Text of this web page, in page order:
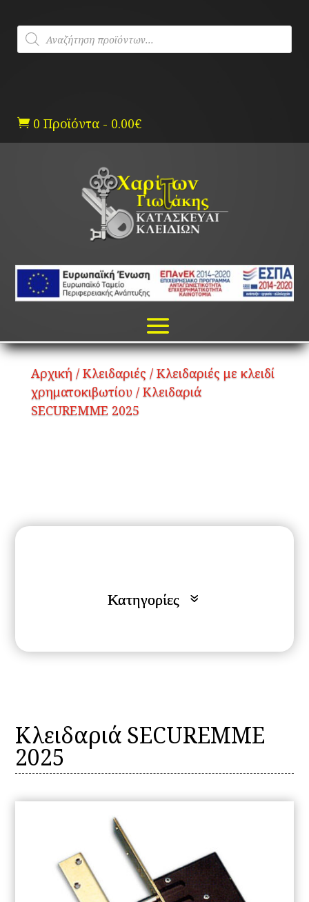
content
Products
search
 0 Προϊόντα - 0.00€
Αρχική / Κλειδαριές / Κλειδαριές με κλειδί
χρηματοκιβωτίου / Κλειδαριά
SECUREMME 2025
Κλειδαριά SECUREMME
2025